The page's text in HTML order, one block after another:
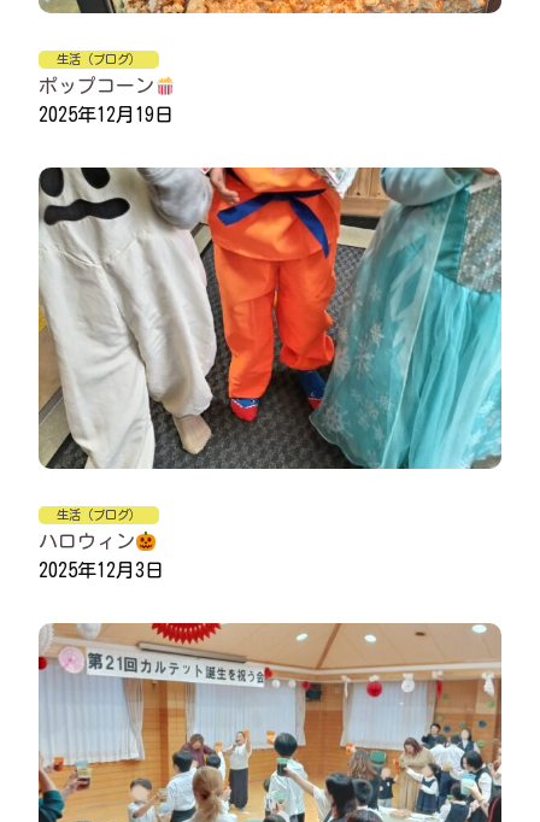
生活（ブログ）
ポップコーン
2025年12月19日
生活（ブログ）
ハロウィン
2025年12月3日